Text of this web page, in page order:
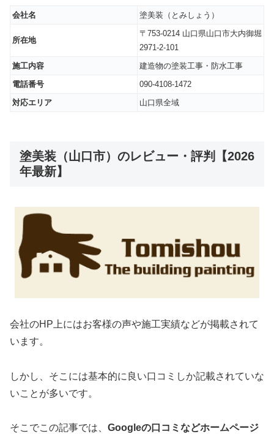
会社名 塗美装（とみしょう）
所在地
〒753-0214 山口県山口市大内御堀
2971-2-101
施工内容
建造物の塗装工事・防水工事
電話番号
090-4108-1472
対応エリア
山口県全域
塗美装（山口市）のレビュー・評判【2026
年最新】
会社のHP上にはお客様の声や施工実績などが掲載されて
います。
しかし、そこには基本的に良い口コミしか記載されていな
いことが多いです。
そこでこの記事では、 Googleの口コミなどホームページ